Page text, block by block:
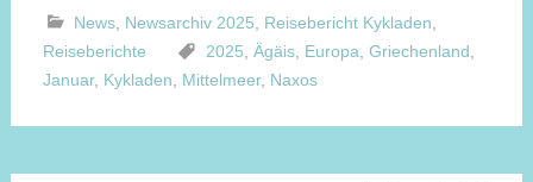
News, Newsarchiv 2025 Reisebericht Kykladen
Reiseberichte
2025 Ägäis, Europa Griechenland
Januar, Kykladen Mittelmeer, Naxos